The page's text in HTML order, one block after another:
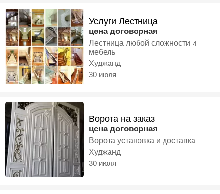
Услуги Лестница
цена договорная
Лестница любой сложности и
мебель
Худжанд
30 июля
Ворота на заказ
цена договорная
Ворота установка и доставка
Худжанд
30 июля